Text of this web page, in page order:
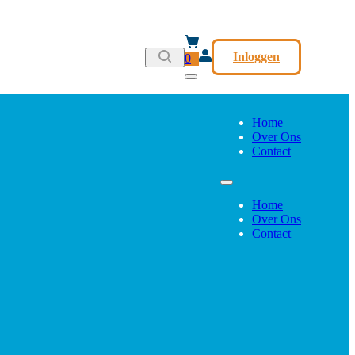
0 Inloggen
Home
Over Ons
Contact
Home
Over Ons
Contact